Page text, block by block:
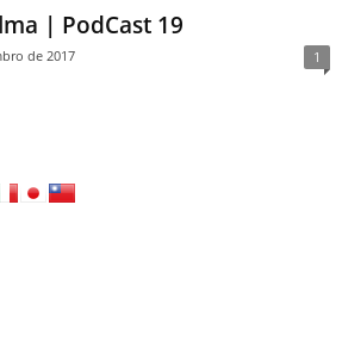
| PodCast 19
de 2017 1